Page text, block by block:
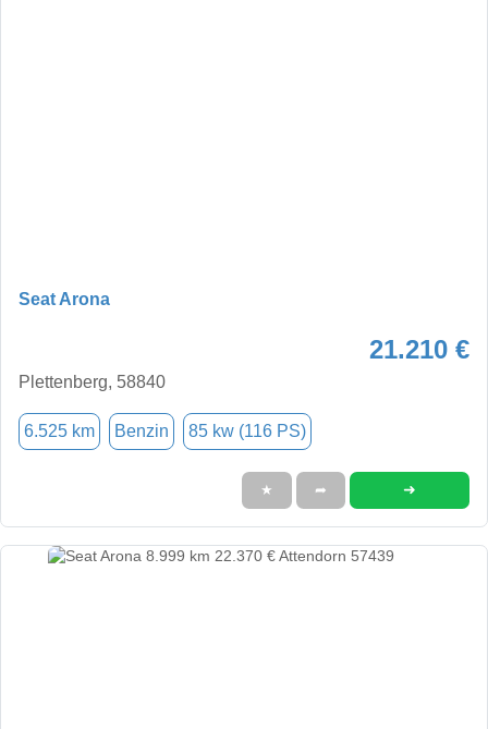
Seat Arona
21.210 €
Plettenberg, 58840
6.525 km Benzin 85 kw (116 PS)
★ ➦ ➜